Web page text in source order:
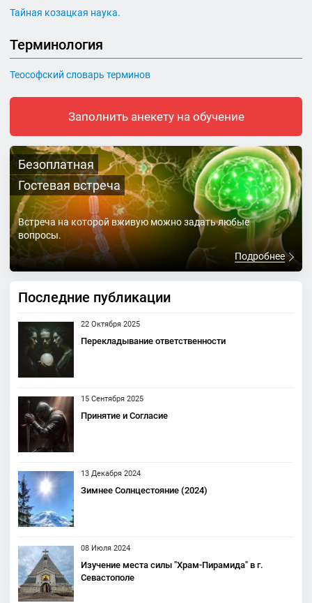
Тайная козацкая наука.
Терминология
Теософский словарь терминов
Заполнить анекету на обучение
Безоплатная
Гостевая встреча
Встреча на которой вживую можно задать любые
вопросы.
Подробнее
Последние публикации
22 Октября 2025
Перекладывание ответственности
15 Сентября 2025
Принятие и Согласие
13 Декабря 2024
Зимнее Солнцестояние (2024)
08 Июля 2024
Изучение места силы "Храм-Пирамида" в г.
Севастополе